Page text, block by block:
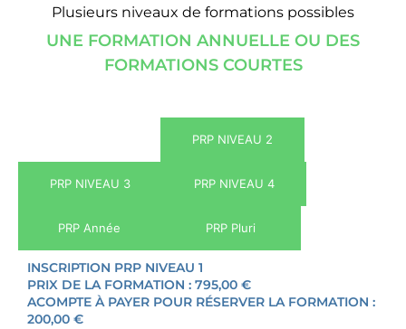
Plusieurs niveaux de formations possibles
UNE FORMATION ANNUELLE OU DES
FORMATIONS COURTES
PRP NIVEAU 2
PRP NIVEAU 3 PRP NIVEAU 4
PRP Année PRP Pluri
INSCRIPTION PRP NIVEAU 1
PRIX DE LA FORMATION : 795,00 €
ACOMPTE À PAYER POUR RÉSERVER LA FORMATION :
200,00 €